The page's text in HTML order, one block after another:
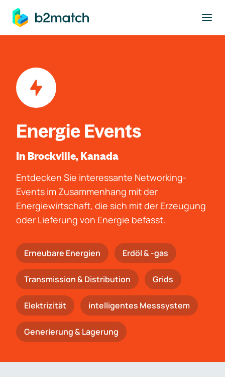
springen
Energie Events
In Brockville, Kanada
Entdecken Sie interessante Networking-
Events im Zusammenhang mit der
Energiewirtschaft, die sich mit der Erzeugung
oder Lieferung von Energie befasst.
Erneubare Energien Erdöl & -gas
Trans­mis­si­on & Distribution Grids
Elektrizität intelligentes Messsystem
Generierung & Lagerung